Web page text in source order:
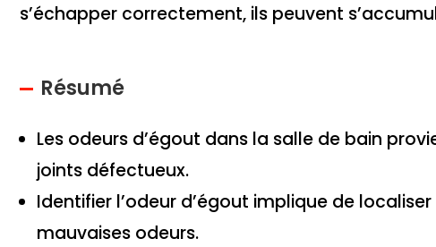
s’échapper correctement, ils peuvent
Résumé
Les odeurs d’égout dans la salle de bain
joints défectueux.
Identifier l’odeur d’égout implique de
mauvaises odeurs.